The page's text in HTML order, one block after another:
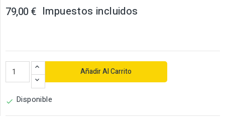
79,00 € Impuestos incluidos
Añadir Al Carrito
 Disponible